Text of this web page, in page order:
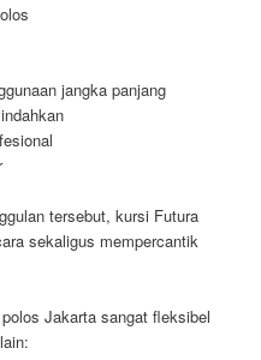
jangka panjang
tersebut, kursi Futura
sekaligus mempercantik
Jakarta sangat fleksibel